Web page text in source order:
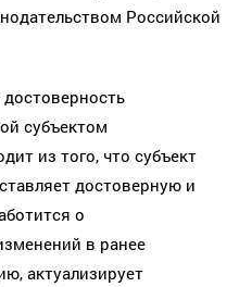
Российской
субъектом
из того, что субъект
достоверную и
о
в ранее
актуализирует